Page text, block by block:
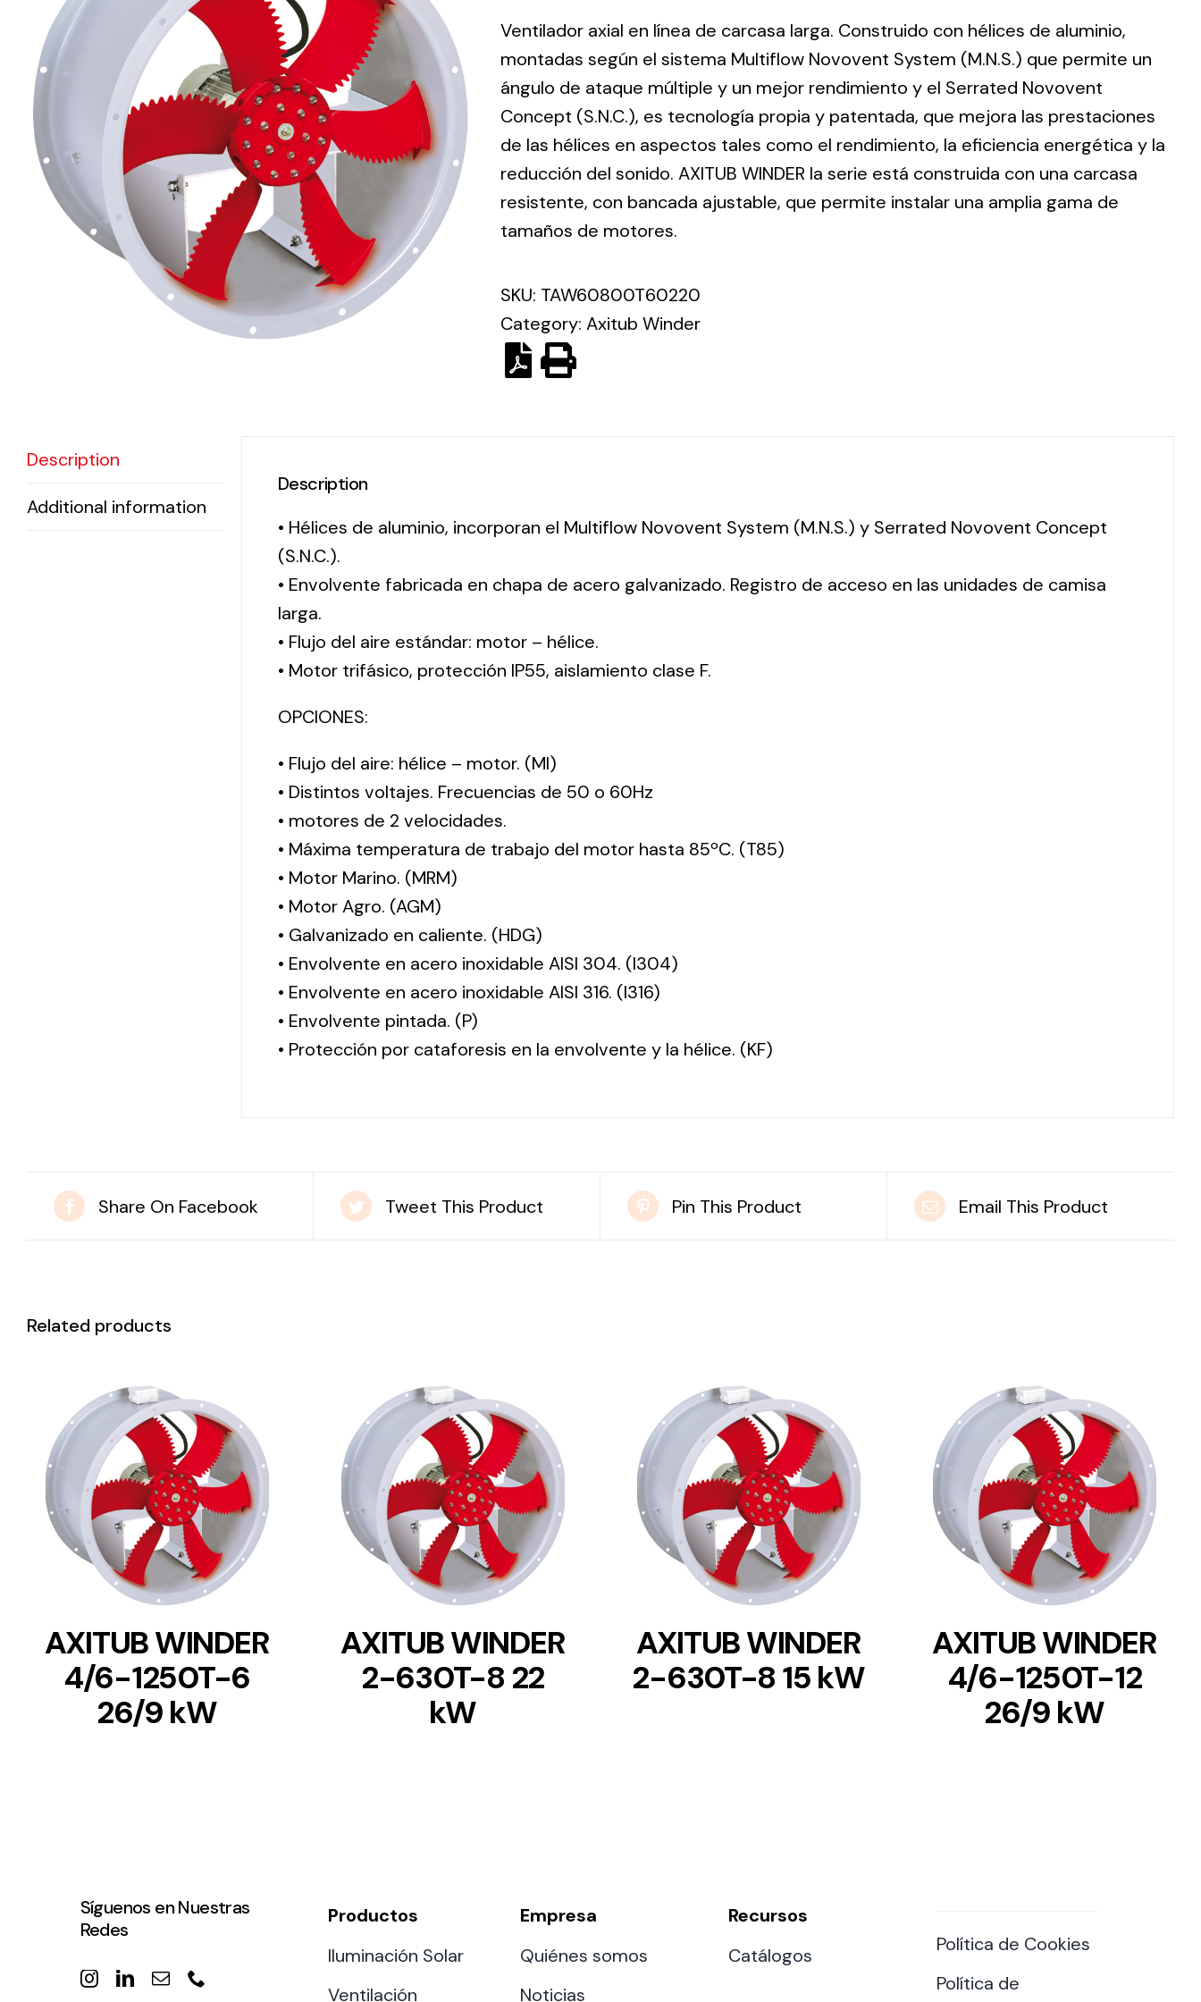
eléctrico.
Lighting and
Electrical
Equipment
Complete
solutions in
lighting and
electrical
Ventilation
The
incorporation of
Novovent into
meant a greater
offer of
products for
Solar lighting
solutions for all
kinds of needs.
Ventilador axial en línea de carcasa larga. Construido con hélices de aluminio,
montadas según el sistema Multiflow Novovent System (M.N.S.) que permite un
ángulo de ataque múltiple y un mejor rendimiento y el Serrated Novovent
Concept (S.N.C.), es tecnología propia y patentada, que mejora las prestaciones
de las hélices en aspectos tales como el rendimiento, la eficiencia energética y la
reducción del sonido. AXITUB WINDER la serie está construida con una carcasa
resistente, con bancada ajustable, que permite instalar una amplia gama de
tamaños de motores.
SKU: TAW60800T60220
Category: Axitub Winder
Description
Additional information
Description
• Hélices de aluminio, incorporan el Multiflow Novovent System (M.N.S.) y Serrated Novovent Concept
(S.N.C.).
• Envolvente fabricada en chapa de acero galvanizado. Registro de acceso en las unidades de camisa
larga.
• Flujo del aire estándar: motor – hélice.
• Motor trifásico, protección IP55, aislamiento clase F.
OPCIONES:
• Flujo del aire: hélice – motor. (MI)
• Distintos voltajes. Frecuencias de 50 o 60Hz
• motores de 2 velocidades.
• Máxima temperatura de trabajo del motor hasta 85ºC. (T85)
• Motor Marino. (MRM)
• Motor Agro. (AGM)
• Galvanizado en caliente. (HDG)
• Envolvente en acero inoxidable AISI 304. (I304)
• Envolvente en acero inoxidable AISI 316. (I316)
• Envolvente pintada. (P)
• Protección por cataforesis en la envolvente y la hélice. (KF)
Share On Facebook Tweet This Product Pin This Product Email This Product
Related products
DETAILS
AXITUB WINDER
4/6-1250T-6
26/9 kW
DETAILS
AXITUB WINDER
2-630T-8 22
kW
DETAILS
AXITUB WINDER
2-630T-8 15 kW
DETAILS
AXITUB WINDER
4/6-1250T-12
26/9 kW
Síguenos en Nuestras
Redes
Productos
Iluminación Solar
Ventilación
Empresa
Quiénes somos
Noticias
Recursos
Catálogos
Política de Cookies
Política de